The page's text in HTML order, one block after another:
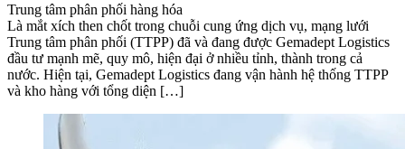
Trung tâm phân phối hàng hóa
Là mắt xích then chốt trong chuỗi cung ứng dịch vụ, mạng lưới
Trung tâm phân phối (TTPP) đã và đang được Gemadept Logistics
đầu tư mạnh mẽ, quy mô, hiện đại ở nhiều tỉnh, thành trong cả
nước. Hiện tại, Gemadept Logistics đang vận hành hệ thống TTPP
và kho hàng với tổng diện […]